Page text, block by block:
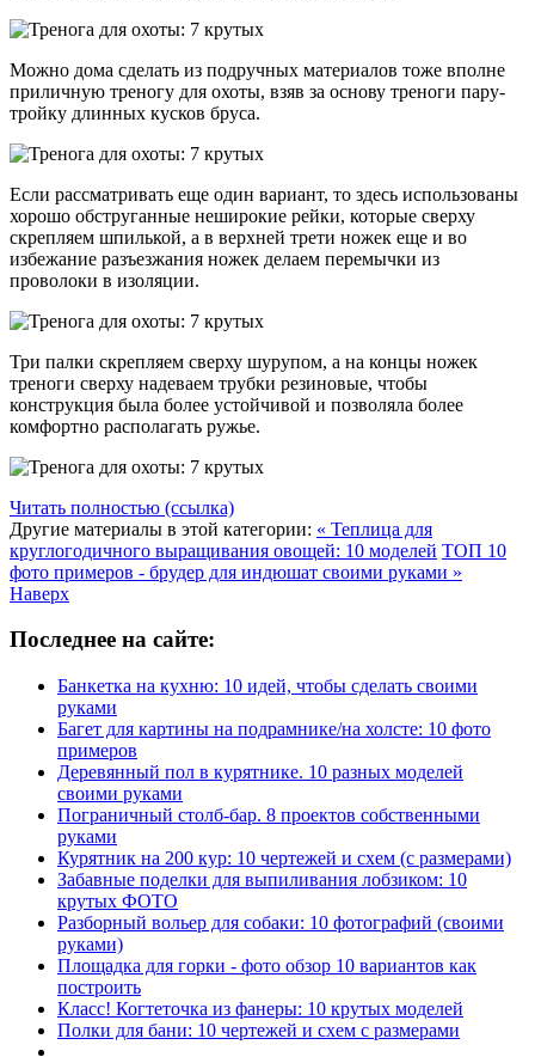
Можно дома сделать из подручных материалов тоже вполне
приличную треногу для охоты, взяв за основу треноги пару-
тройку длинных кусков бруса.
Если рассматривать еще один вариант, то здесь использованы
хорошо обструганные неширокие рейки, которые сверху
скрепляем шпилькой, а в верхней трети ножек еще и во
избежание разъезжания ножек делаем перемычки из
проволоки в изоляции.
Три палки скрепляем сверху шурупом, а на концы ножек
треноги сверху надеваем трубки резиновые, чтобы
конструкция была более устойчивой и позволяла более
комфортно располагать ружье.
Читать полностью (ссылка)
Другие материалы в этой категории: « Теплица для
круглогодичного выращивания овощей: 10 моделей ТОП 10
фото примеров - брудер для индюшат своими руками »
Наверх
Последнее на сайте:
Банкетка на кухню: 10 идей, чтобы сделать своими
руками
Багет для картины на подрамнике/на холсте: 10 фото
примеров
Деревянный пол в курятнике. 10 разных моделей
своими руками
Пограничный столб-бар. 8 проектов собственными
руками
Курятник на 200 кур: 10 чертежей и схем (с размерами)
Забавные поделки для выпиливания лобзиком: 10
крутых ФОТО
Разборный вольер для собаки: 10 фотографий (своими
руками)
Площадка для горки - фото обзор 10 вариантов как
построить
Класс! Когтеточка из фанеры: 10 крутых моделей
Полки для бани: 10 чертежей и схем с размерами